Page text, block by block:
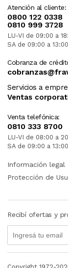
Atención al cliente:
0800 122 0338
0810 999 3728
LU-VI de 09:00 a
SA de 09:00 a 13:00
Cobranza de
Servicios a
Ventas
Venta telefónica:
0810 333 8700
LU-VI de 08:00 a
SA de 09:00 a 13:00
Información legal
Protección de
Recibí ofertas y